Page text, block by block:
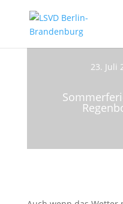
23. Juli